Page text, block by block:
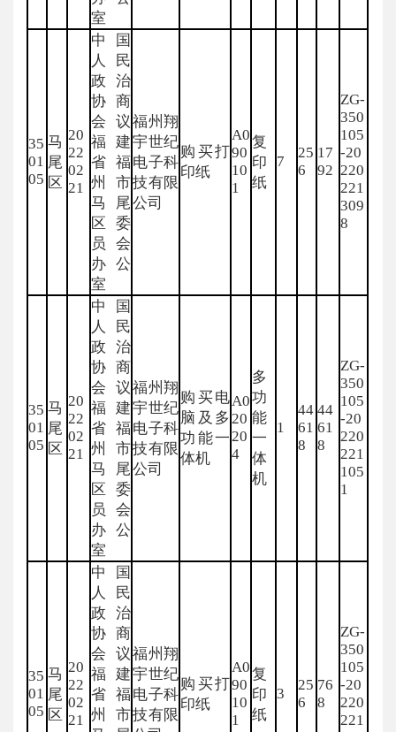
室
35
01
05
马
尾
区
20
22
02
21
中国
人民
政治
协商
会议
福建
省福
州市
马尾
区委
员会
办公
室
福州翔
宇世纪
电子科
技有限
公司
购买打
印纸
A0
90
10
1
复
印
纸
7
25
6
17
92
ZG-
350
105
-20
220
221
309
8
35
01
05
马
尾
区
20
22
02
21
中国
人民
政治
协商
会议
福建
省福
州市
马尾
区委
员会
办公
室
福州翔
宇世纪
电子科
技有限
公司
购买电
脑及多
功能一
体机
A0
20
20
4
多
功
能
一
体
机
1
44
61
8
44
61
8
ZG-
350
105
-20
220
221
105
1
35
01
05
马
尾
区
20
22
02
21
中国
人民
政治
协商
会议
福建
省福
州市
福州翔
宇世纪
电子科
技有限
购买打
印纸
A0
90
10
1
复
印
纸
3
25
6
76
8
ZG-
350
105
-20
220
221